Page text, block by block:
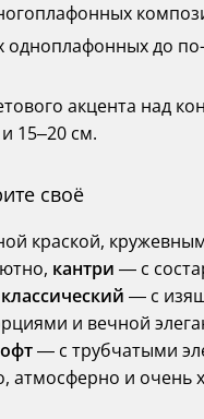
одноплафонных до
акцента над
15–20 см.
своё
краской,
кантри — с
классический — с
и вечной
— с трубчатыми
и очень